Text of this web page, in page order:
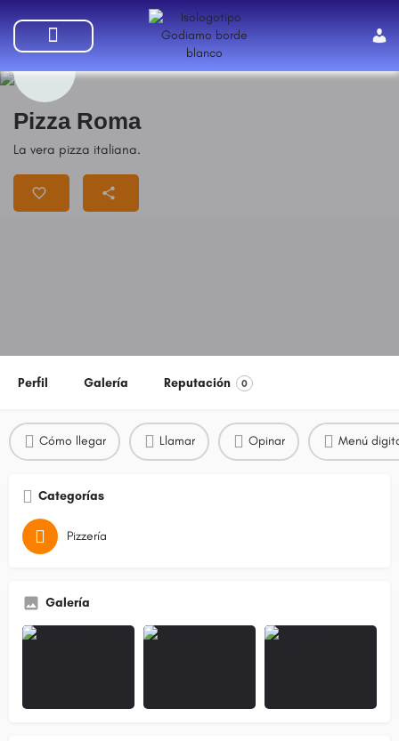
Pizza Roma
La vera pizza italiana.
Perfil Galería Reputación 0
Cómo llegar Llamar Opinar Menú
Categorías
Pizzería
Galería